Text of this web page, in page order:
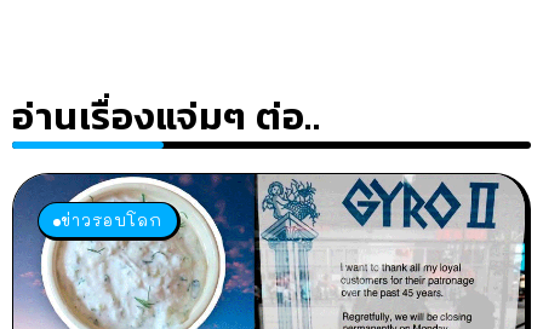
อ่านเรื่องแจ่มๆ ต่อ..
ข่าวรอบโลก